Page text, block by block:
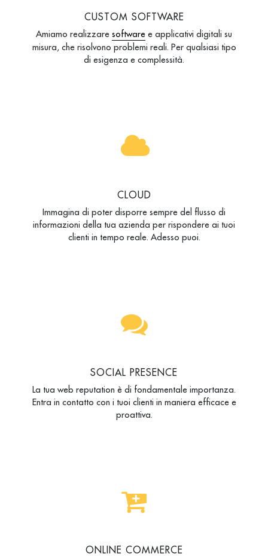
CUSTOM SOFTWARE
Amiamo realizzare software e applicativi digitali su
misura, che risolvono problemi reali. Per qualsiasi tipo
di esigenza e complessità.
CLOUD
Immagina di poter disporre sempre del flusso di
informazioni della tua azienda per rispondere ai tuoi
clienti in tempo reale. Adesso puoi.
SOCIAL PRESENCE
La tua web reputation è di fondamentale importanza.
Entra in contatto con i tuoi clienti in maniera efficace e
proattiva.
ONLINE COMMERCE